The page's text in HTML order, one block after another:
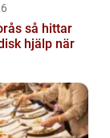
hittar
hjälp när